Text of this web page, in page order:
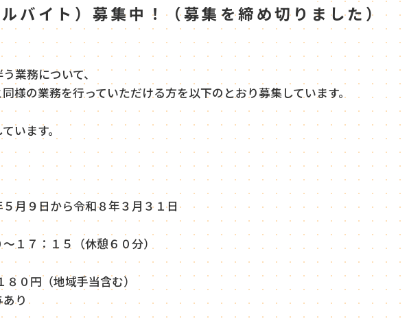
バイト）募集中！（募集を締め切りました）
業務について、
様の業務を行っていただける方を以下のとおり募集しています。
います。
月９日から令和８年３月３１日
１７：１５（休憩６０分）
０円（地域手当含む）
り